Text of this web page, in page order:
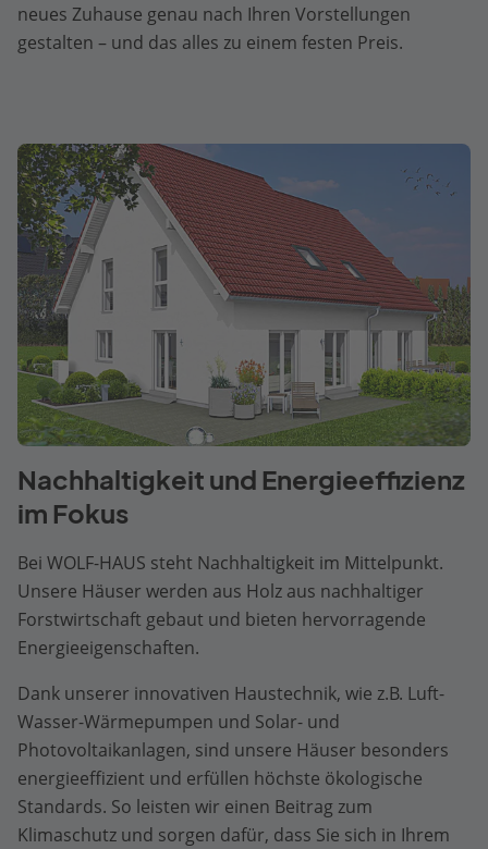
neues Zuhause genau nach Ihren Vorstellungen
gestalten – und das alles zu einem festen Preis.
Nachhaltigkeit und Energieeffizienz
im Fokus
Bei WOLF-HAUS steht Nachhaltigkeit im Mittelpunkt.
Unsere Häuser werden aus Holz aus nachhaltiger
Forstwirtschaft gebaut und bieten hervorragende
Energieeigenschaften.
Dank unserer innovativen Haustechnik, wie z.B. Luft-
Wasser-Wärmepumpen und Solar- und
Photovoltaikanlagen, sind unsere Häuser besonders
energieeffizient und erfüllen höchste ökologische
Standards. So leisten wir einen Beitrag zum
Klimaschutz und sorgen dafür, dass Sie sich in Ihrem